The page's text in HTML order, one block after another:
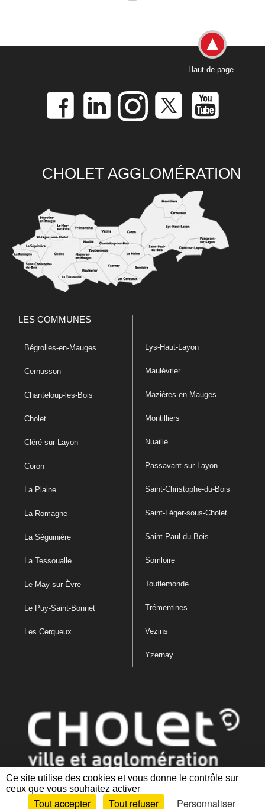
Ce site utilise des cookies et vous donne le contrôle sur
ceux que vous souhaitez activer
Tout accepter Tout refuser Personnaliser
Haut de page
CHOLET AGGLOMÉRATION
LES COMMUNES
Bégrolles-en-Mauges
Cernusson
Chanteloup-les-Bois
Cholet
Cléré-sur-Layon
Coron
La Plaine
La Romagne
La Séguinière
La Tessoualle
Le May-sur-Èvre
Le Puy-Saint-Bonnet
Les Cerqueux
Lys-Haut-Layon
Maulévrier
Mazières-en-Mauges
Montilliers
Nuaillé
Passavant-sur-Layon
Saint-Christophe-du-Bois
Saint-Léger-sous-Cholet
Saint-Paul-du-Bois
Somloire
Toutlemonde
Trémentines
Vezins
Yzernay
Mentions légales|Politique de confidentialité
des cookies |Plan du site Accessibilité : partiellement conforme